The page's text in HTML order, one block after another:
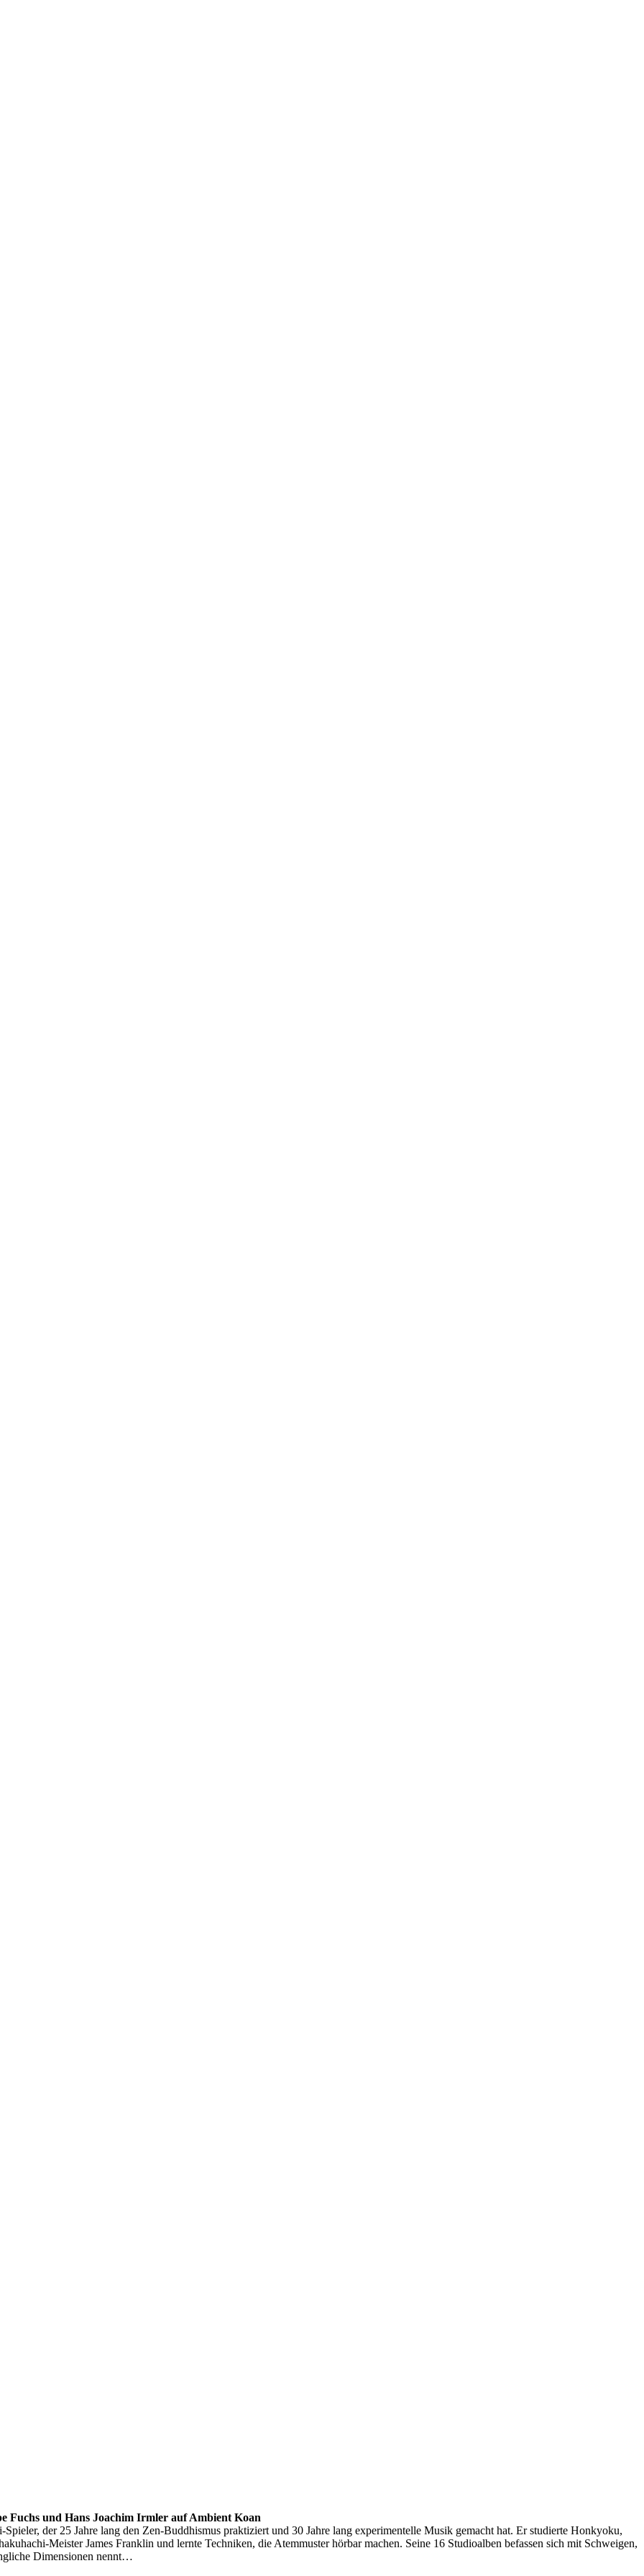
Fuchs und Hans Joachim Irmler auf Ambient Koan
der 25 Jahre lang den Zen-Buddhismus praktiziert und 30 Jahre lang experimentelle Musik gemacht hat. Er studierte Honkyoku,
Meister James Franklin und lernte Techniken, die Atemmuster hörbar machen. Seine 16 Studioalben befassen sich mit Schweigen,
Dimensionen nennt…